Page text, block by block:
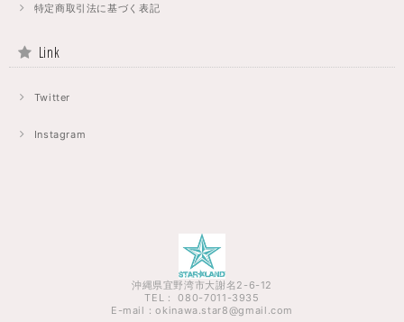
特定商取引法に基づく表記
Link
Twitter
Instagram
沖縄県宜野湾市大謝名2-6-12
TEL： 080-7011-3935
E-mail：okinawa.star8@gmail.com